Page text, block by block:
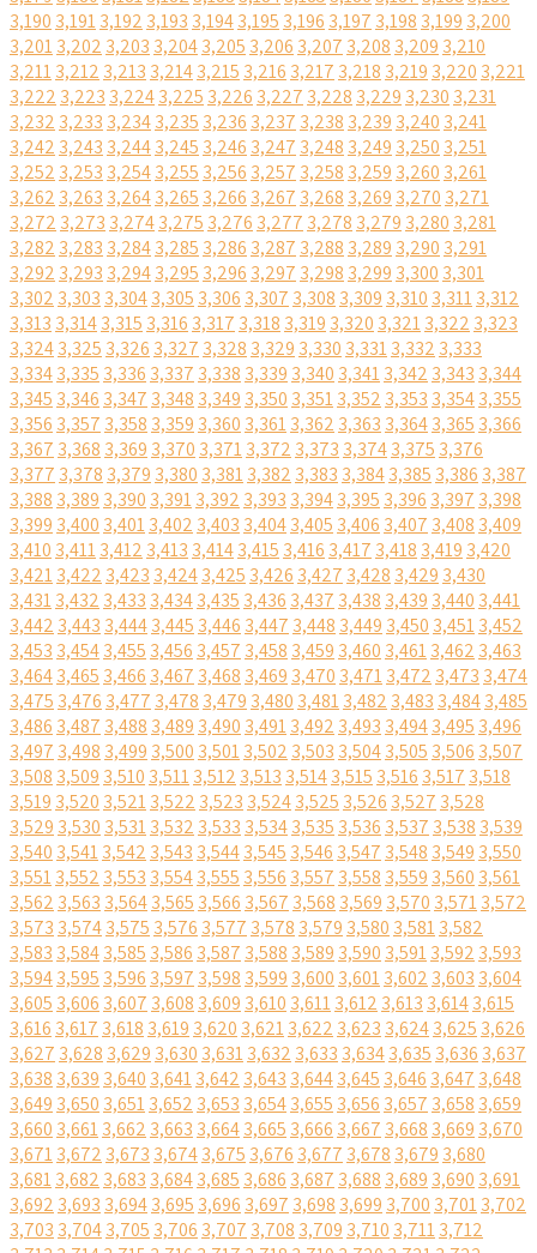
3,190 3,1913,192 3,193 3,1943,195 3,196 3,197 3,198 3,199 3,200
3,2013,202 3,203 3,2043,205 3,206 3,207 3,208 3,209 3,210
3,2113,212 3,213 3,2143,215 3,216 3,217 3,218 3,219 3,220 3,221
3,222 3,223 3,2243,225 3,226 3,227 3,228 3,229 3,230 3,231
3,232 3,233 3,2343,235 3,236 3,237 3,238 3,239 3,240 3,241
3,242 3,243 3,2443,245 3,246 3,247 3,248 3,249 3,250 3,251
3,252 3,253 3,2543,255 3,256 3,257 3,258 3,259 3,260 3,261
3,262 3,263 3,2643,265 3,266 3,267 3,268 3,269 3,270 3,271
3,272 3,273 3,2743,275 3,276 3,277 3,278 3,279 3,280 3,281
3,282 3,283 3,2843,285 3,286 3,287 3,288 3,289 3,290 3,291
3,292 3,293 3,2943,295 3,296 3,297 3,298 3,299 3,300 3,301
3,302 3,303 3,3043,305 3,306 3,307 3,308 3,309 3,310 3,3113,312
3,313 3,3143,315 3,316 3,317 3,318 3,319 3,320 3,3213,322 3,323
3,3243,325 3,326 3,327 3,328 3,329 3,330 3,3313,332 3,333
3,3343,335 3,336 3,337 3,338 3,339 3,340 3,3413,342 3,343 3,344
3,345 3,346 3,347 3,348 3,349 3,350 3,3513,352 3,353 3,3543,355
3,356 3,357 3,358 3,359 3,360 3,3613,362 3,363 3,3643,365 3,366
3,367 3,368 3,369 3,370 3,3713,372 3,373 3,3743,375 3,376
3,377 3,378 3,379 3,380 3,3813,382 3,383 3,3843,385 3,386 3,387
3,388 3,389 3,390 3,3913,392 3,393 3,3943,395 3,396 3,397 3,398
3,399 3,400 3,4013,402 3,403 3,4043,405 3,406 3,407 3,408 3,409
3,410 3,4113,412 3,413 3,4143,415 3,416 3,417 3,418 3,419 3,420
3,4213,422 3,423 3,4243,425 3,426 3,427 3,428 3,429 3,430
3,4313,432 3,433 3,4343,435 3,436 3,437 3,438 3,439 3,440 3,441
3,442 3,443 3,4443,445 3,446 3,447 3,448 3,449 3,450 3,4513,452
3,453 3,4543,455 3,456 3,457 3,458 3,459 3,460 3,4613,462 3,463
3,4643,465 3,466 3,467 3,468 3,469 3,470 3,4713,472 3,473 3,474
3,475 3,476 3,477 3,478 3,479 3,480 3,4813,482 3,483 3,4843,485
3,486 3,487 3,488 3,489 3,490 3,4913,492 3,493 3,4943,495 3,496
3,497 3,498 3,499 3,500 3,5013,502 3,503 3,5043,505 3,506 3,507
3,508 3,509 3,510 3,5113,512 3,513 3,5143,515 3,516 3,517 3,518
3,519 3,520 3,5213,522 3,523 3,5243,525 3,526 3,527 3,528
3,529 3,530 3,5313,532 3,533 3,5343,535 3,536 3,537 3,538 3,539
3,540 3,5413,542 3,543 3,5443,545 3,546 3,547 3,548 3,549 3,550
3,5513,552 3,553 3,5543,555 3,556 3,557 3,558 3,559 3,560 3,561
3,562 3,563 3,5643,565 3,566 3,567 3,568 3,569 3,570 3,5713,572
3,573 3,5743,575 3,576 3,577 3,578 3,579 3,580 3,5813,582
3,583 3,5843,585 3,586 3,587 3,588 3,589 3,590 3,5913,592 3,593
3,5943,595 3,596 3,597 3,598 3,599 3,600 3,6013,602 3,603 3,604
3,605 3,606 3,607 3,608 3,609 3,610 3,6113,612 3,613 3,6143,615
3,616 3,617 3,618 3,619 3,620 3,6213,622 3,623 3,6243,625 3,626
3,627 3,628 3,629 3,630 3,6313,632 3,633 3,6343,635 3,636 3,637
3,638 3,639 3,640 3,6413,642 3,643 3,6443,645 3,646 3,647 3,648
3,649 3,650 3,6513,652 3,653 3,6543,655 3,656 3,657 3,658 3,659
3,660 3,6613,662 3,663 3,6643,665 3,666 3,667 3,668 3,669 3,670
3,6713,672 3,673 3,6743,675 3,676 3,677 3,678 3,679 3,680
3,6813,682 3,683 3,6843,685 3,686 3,687 3,688 3,689 3,690 3,691
3,692 3,693 3,6943,695 3,696 3,697 3,698 3,699 3,700 3,7013,702
3,703 3,7043,705 3,706 3,707 3,708 3,709 3,710 3,7113,712